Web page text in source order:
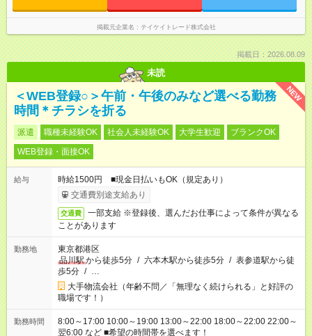
掲載元企業名 テイケイトレード株式会社
掲載日：2026.08.09
未読
NEW
＜WEB登録○＞午前・午後のみなど選べる勤務
時間＊チラシを折る
派遣 職種未経験OK 社会人未経験OK 大学生歓迎
ブランクOK
WEB登録・面接OK
給与
時給1500円 ■現金日払いもOK（規定あり）
交通費別途支給あり
交通費
一部支給 ※登録後、選んだお仕事によって条件が異なる
ことがあります
勤務地
東京都港区
品川駅から徒歩5分 / 六本木駅から徒歩5分 / 表参道駅から徒
歩5分 / …
大手物流会社（年齢不問／「無理なく続けられる」と好評の
職場です！）
勤務時間
8:00～17:00 10:00～19:00 13:00～22:00 18:00～22:00 22:00～
翌6:00 など ■希望の時間帯を選べます！